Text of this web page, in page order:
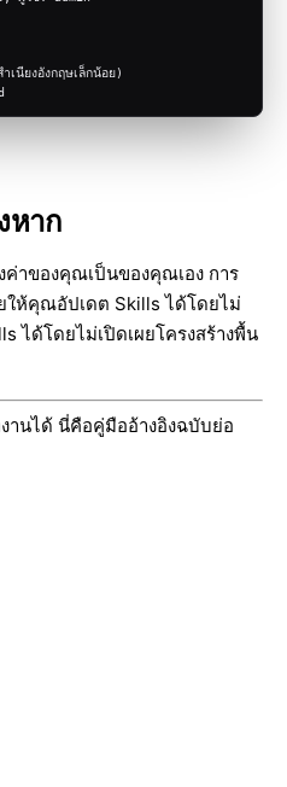
นียงอังกฤษเล็กน้อย)
หาก
ค่าของคุณเป็นของคุณเอง การ
ให้คุณอัปเดต Skills ได้โดยไม่
ได้โดยไม่เปิดเผยโครงสร้างพื้น
านได้ นี่คือคู่มืออ้างอิงฉบับย่อ